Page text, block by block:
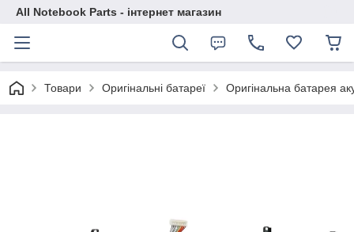
All Notebook Parts - інтернет магазин
Товари Оригінальні батареї Оригінальна батарея